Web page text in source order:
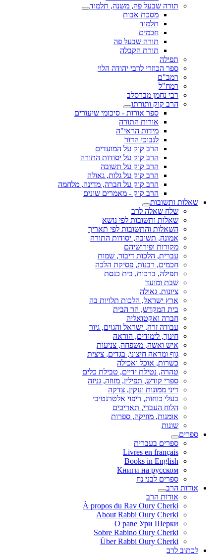
תורה שבעל פה, משנה, תלמוד
מסכת אבות
תלמוד
חכמים
תורה שבעל פה
תורת הקבלה
תפילה
ספר הכוזרי לרבי יהודה הלוי
רמב"ם
רמח"ל
רבי נחמן מברסלב
הרב קוק ותורתו
ספר אורות - סיכומי שיעורים
אורות התורה
מידות הראי"ה
לנבוכי הדור
הרב קוק על המועדים
הרב קוק על יסודות התורה
הרב קוק על תשובה
הרב קוק על גלות, גאולה
הרב קוק על חברה, מדינה, מלחמה
הרב קוק - מאמרים שונים
שאלות ותשובות
שלח שאלה לרב
שאלות ותשובות לפי נושא
השאלות והתשובות לפי תאריך
אמונה, תשובה, יסודות התורה
מקורות ופירושיהם
עברית, הלכות דיבור, שמות
חכמים, רבנות, פסיקת הלכה
תפילה, ברכות, בית כנסת
שבת ומועד
ציונות, גאולה
ארץ ישראל, הלכות תלויות בה
בית המקדש, הר הבית
חברה ואקטואליה
עבודה זרה, ישראל והגוים, גיור
חינוך, לימודים, הוראה
איש ואשה, משפחה, צניעות
גוף ומראה חיצוני, בגדים, ציצית
כשרות, אוכל ואכילה
טהרה, נטילת ידיים, טבילת כלים
ספרי קודש, תפילין, מזוזה, גניזה
דיני ממונות ונזקין, צדקה
בעלי כוחות, ריפוי אלטרנטיבי
הלוח העברי, תאריכים
אומנות, מוזיקה, ספרות
שונות
ספרים
ספרים בעברית
Livres en français
Books in English
Книги на русском
ספרים לבני נח
אודות הרב
אודות הרב
À propos du Rav Oury Cherki
About Rabbi Oury Cherki
О раве Ури Шерки
Sobre Rabino Oury Cherki
Über Rabbi Oury Cherki
לכתוב לרב